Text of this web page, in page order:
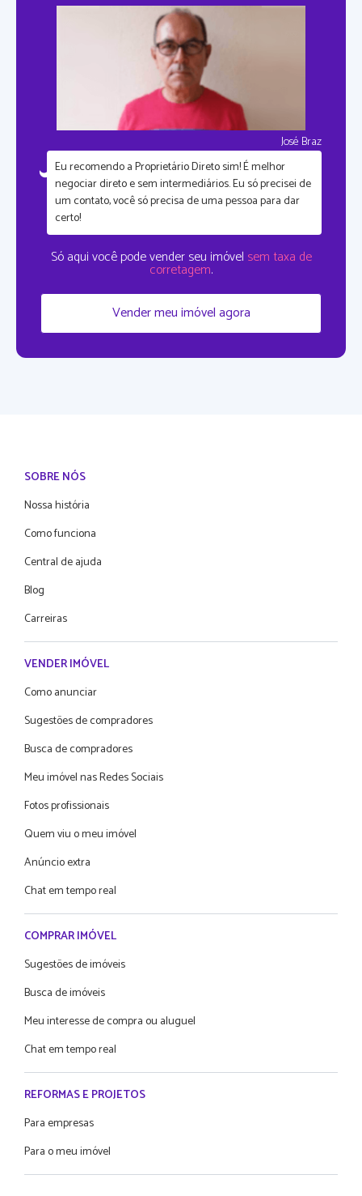
José Braz
Eu recomendo a Proprietário Direto sim!É melhor
negociar direto e sem intermediários.Eu só precisei de
um contato, você só precisa de uma pessoa para dar
certo!
Só aqui você pode vender seu imóvel sem taxa de
corretagem.
Vender meu imóvel agora
SOBRE NÓS
Nossa história
Como funciona
Central de ajuda
Blog
Carreiras
VENDER IMÓVEL
Como anunciar
Sugestões de compradores
Busca de compradores
Meu imóvel nas Redes Sociais
Fotos profissionais
Quem viu o meu imóvel
Anúncio extra
Chat em tempo real
COMPRAR IMÓVEL
Sugestões de imóveis
Busca de imóveis
Meu interesse de compra ou aluguel
Chat em tempo real
REFORMAS E PROJETOS
Para empresas
Para o meu imóvel